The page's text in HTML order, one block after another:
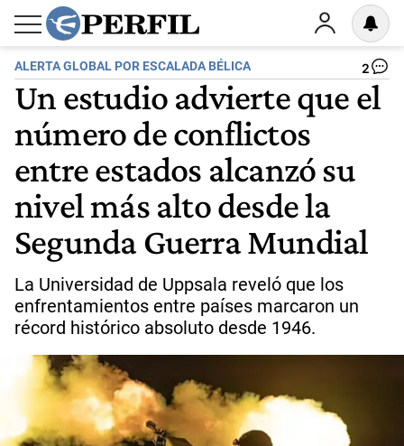
ALERTA GLOBAL POR ESCALADA BÉLICA 2
Un estudio advierte que el
número de conflictos
entre estados alcanzó su
nivel más alto desde la
Segunda Guerra Mundial
La Universidad de Uppsala reveló que los
enfrentamientos entre países marcaron un
récord histórico absoluto desde 1946.